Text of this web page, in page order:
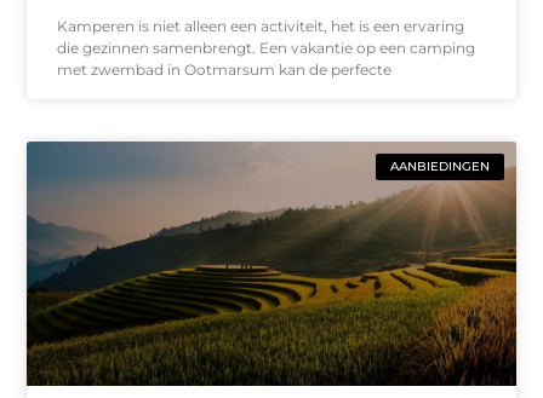
Kamperen is niet alleen een activiteit, het is een ervaring
die gezinnen samenbrengt. Een vakantie op een camping
met zwembad in Ootmarsum kan de perfecte
AANBIEDINGEN